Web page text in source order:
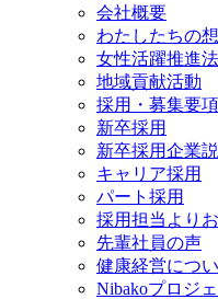
会社概要
わたしたちの
女性活躍推進法
地域貢献活動
採用・募集要項
新卒採用
新卒採用企業
キャリア採用
パート採用
採用担当より
先輩社員の声
健康経営につ
Nibakoプロジ